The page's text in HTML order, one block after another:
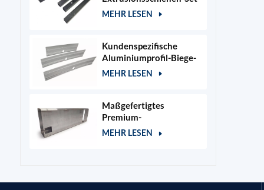
für 400x400mm
MEHR LESEN
Kundenspezifische
Aluminiumprofil-Biege-
und Stanzteile
MEHR LESEN
Maßgefertigtes
Premium-
Aluminiumgehäuse für
MEHR LESEN